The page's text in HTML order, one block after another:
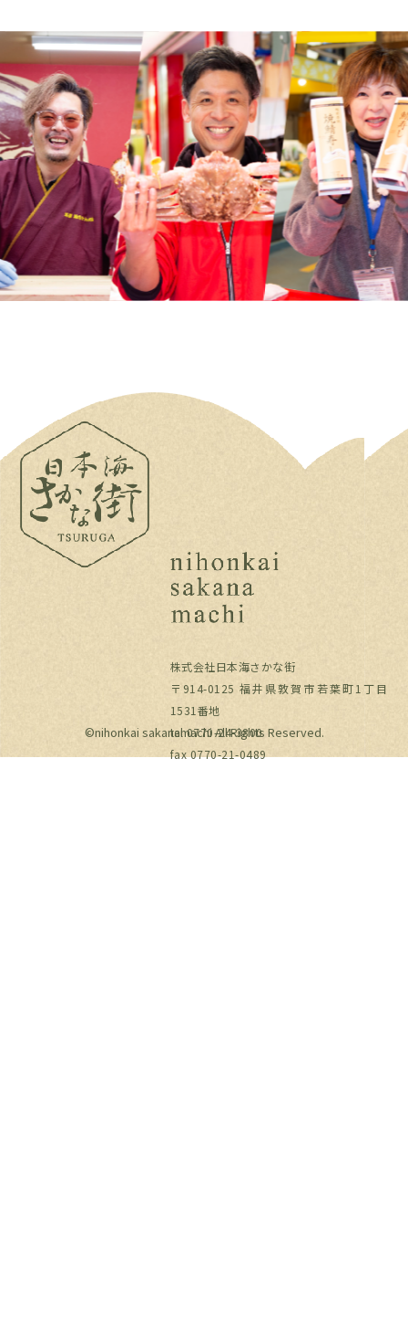
株式会社日本海さかな街
〒914-0125 福井県敦賀市若葉町1丁目
1531番地
tel 0770-24-3800
fax 0770-21-0489
©︎nihonkai sakanamachi All Rights Reserved.